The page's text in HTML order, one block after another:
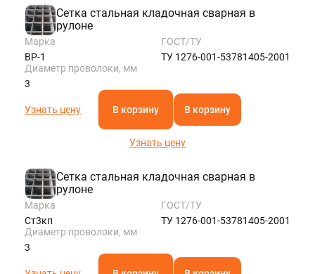
Сетка стальная кладочная сварная в
рулоне
Марка
ВР-1
ГОСТ/ТУ
ТУ 1276-001-53781405-2001
Диаметр проволоки, мм
3
Узнать цену В корзину В корзину
Узнать цену
Сетка стальная кладочная сварная в
рулоне
Марка
Ст3кп
ГОСТ/ТУ
ТУ 1276-001-53781405-2001
Диаметр проволоки, мм
3